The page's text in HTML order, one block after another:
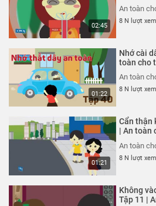
03:42
26 N lượt
03:35
An toàn
26 N lượt
02:48
322 | An
An toàn
26 N lượt
An toàn
02:45
An toàn
8 N lượt xem
01:22
Nhớ cài
toàn cho
An toàn
8 N lượt xem
01:21
Cẩn thận
| An toàn
An toàn
8 N lượt xem
Không
Tập 11 |